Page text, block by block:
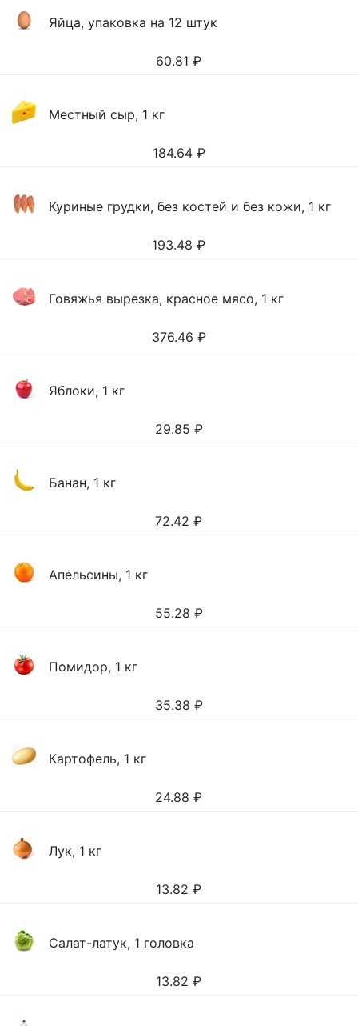
Яйца, упаковка на 12 штук
60.81 ₽
Местный сыр, 1 кг
184.64 ₽
Куриные грудки, без костей и без кожи, 1 кг
193.48 ₽
Говяжья вырезка, красное мясо, 1 кг
376.46 ₽
Яблоки, 1 кг
29.85 ₽
Банан, 1 кг
72.42 ₽
Апельсины, 1 кг
55.28 ₽
Помидор, 1 кг
35.38 ₽
Картофель, 1 кг
24.88 ₽
Лук, 1 кг
13.82 ₽
Салат-латук, 1 головка
13.82 ₽